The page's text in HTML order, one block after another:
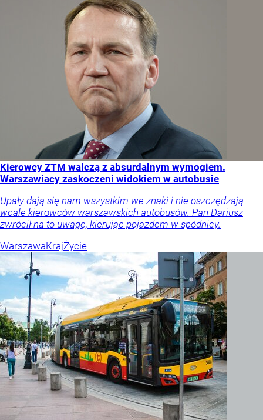
Kierowcy ZTM walczą z absurdalnym wymogiem.
Warszawiacy zaskoczeni widokiem w autobusie
Upały dają się nam wszystkim we znaki i nie oszczędzają
wcale kierowców warszawskich autobusów. Pan Dariusz
zwrócił na to uwagę, kierując pojazdem w spódnicy.
WarszawaKrajŻycie